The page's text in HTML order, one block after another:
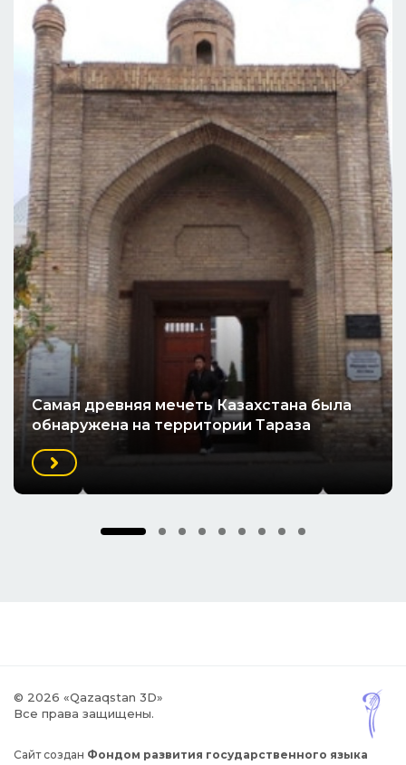
Cамая древняя мечеть Казахстана была
обнаружена на территории Тараза
© 2026 «Qazaqstan 3D»
Все права защищены.
Сайт создан Фондом развития государственного языка